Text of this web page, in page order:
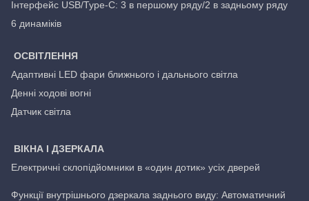
Інтерфейс USB/Type-C: 3 в першому ряду/2 в задньому ряду
6 динаміків
ОСВІТЛЕННЯ
Адаптивні LED фари ближнього і дальнього світла
Денні ходові вогні
Датчик світла
ВІКНА І ДЗЕРКАЛА
Електричні склопідйомники в «один дотик» усіх дверей
Функції внутрішнього дзеркала заднього виду: Автоматичний